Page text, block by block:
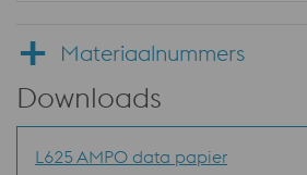
Materiaalnummers
Downloads
L625 AMPO data papier